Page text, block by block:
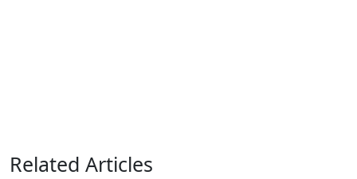
Related Articles